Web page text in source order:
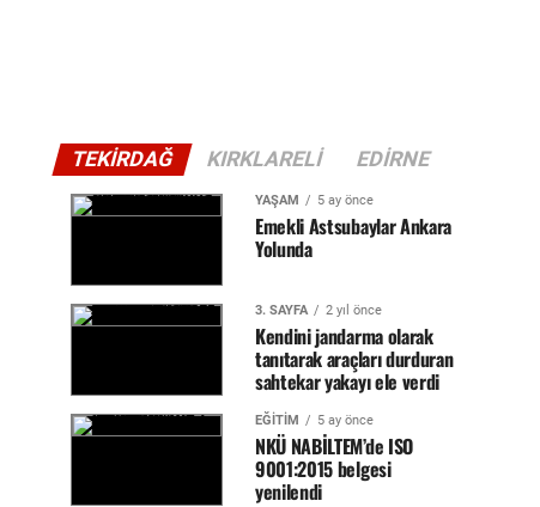
TEKIRDAĞ KIRKLARELI EDIRNE
YAŞAM 5 ay önce
Emekli Astsubaylar Ankara
Yolunda
3. SAYFA 2 yıl önce
Kendini jandarma olarak
tanıtarak araçları durduran
sahtekar yakayı ele verdi
EĞİTİM 5 ay önce
NKÜ NABİLTEM’de ISO
9001:2015 belgesi
yenilendi